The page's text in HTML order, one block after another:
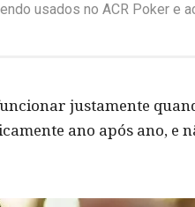
usados ​​no ACR Poker e
justamente
ano após ano, e